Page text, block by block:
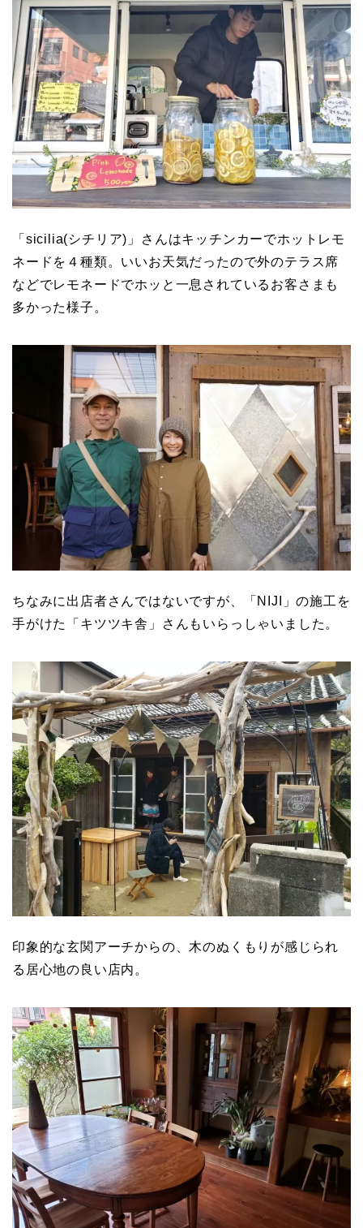
「sicilia(シチリア)」さんはキッチンカーでホットレモ
ネードを４種類。いいお天気だったので外のテラス席
などでレモネードでホッと一息されているお客さまも
多かった様子。
ちなみに出店者さんではないですが、「NIJI」の施工を
手がけた「キツツキ舎」さんもいらっしゃいました。
印象的な玄関アーチからの、木のぬくもりが感じられ
る居心地の良い店内。